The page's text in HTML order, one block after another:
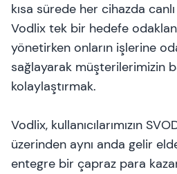
kısa sürede her cihazda
Vodlix tek bir hedefe
yönetirken onların işlerine
sağlayarak müşterilerimizin
kolaylaştırmak.
Vodlix, kullanıcılarımızın
üzerinden aynı anda gelir
entegre bir çapraz para